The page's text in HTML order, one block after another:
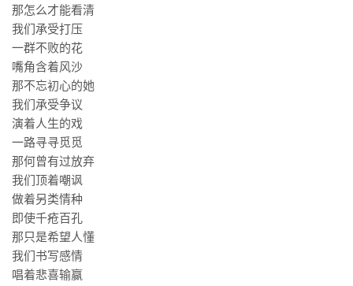
那怎么才能看清
我们承受打压
一群不败的花
嘴角含着风沙
那不忘初心的她
我们承受争议
演着人生的戏
一路寻寻觅觅
那何曾有过放弃
我们顶着嘲讽
做着另类情种
即使千疮百孔
那只是希望人懂
我们书写感情
唱着悲喜输赢